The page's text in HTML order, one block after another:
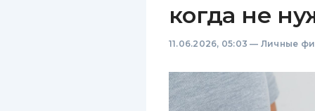
когда не
11.06.2026, 05:03 — Личные